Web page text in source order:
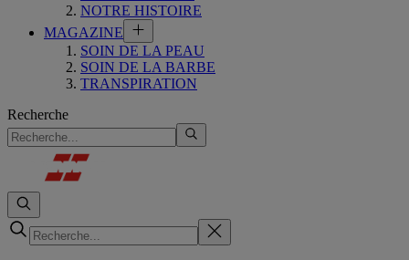
NOTRE HISTOIRE
MAGAZINE
SOIN DE LA PEAU
SOIN DE LA BARBE
TRANSPIRATION
Recherche